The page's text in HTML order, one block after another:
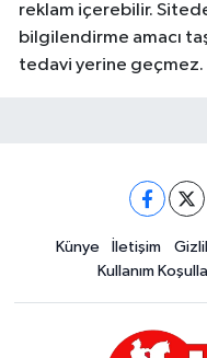
reklam içerebilir.
bilgilendirme amacı
tedavi yerine geçmez.
Künye İletişim
Kullanım